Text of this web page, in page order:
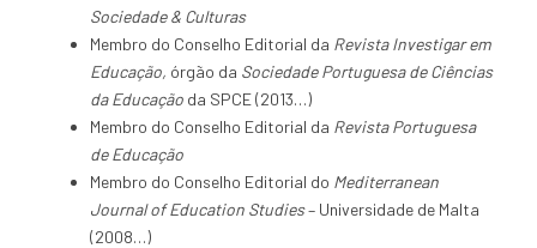
Sociedade & Culturas
Membro do Conselho Editorial da Revista Investigar em
Educação, órgão da Sociedade Portuguesa de Ciências
da Educação da SPCE (2013…)
Membro do Conselho Editorial da Revista Portuguesa
de Educação
Membro do Conselho Editorial do Mediterranean
Journal of Education Studies– Universidade de Malta
(2008…)